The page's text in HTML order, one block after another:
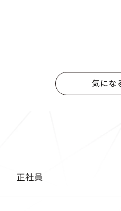
気にな
正社員